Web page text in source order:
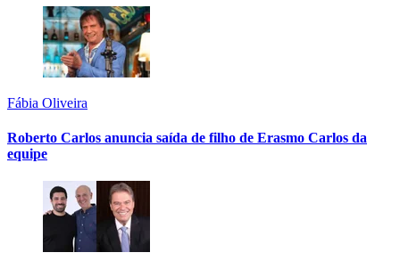
Fábia Oliveira
Roberto Carlos anuncia saída de filho de Erasmo Carlos da
equipe